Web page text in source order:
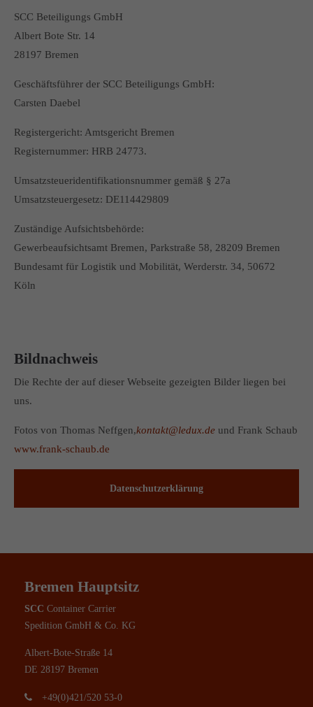
SCC Beteiligungs GmbH
Albert Bote Str. 14
28197 Bremen
Geschäftsführer der SCC Beteiligungs GmbH:
Carsten Daebel
Registergericht: Amtsgericht Bremen
Registernummer: HRB 24773.
Umsatzsteueridentifikationsnummer gemäß § 27a
Umsatzsteuergesetz: DE114429809
Zuständige Aufsichtsbehörde:
Gewerbeaufsichtsamt Bremen, Parkstraße 58, 28209 Bremen
Bundesamt für Logistik und Mobilität, Werderstr. 34, 50672
Köln
Bildnachweis
Die Rechte der auf dieser Webseite gezeigten Bilder liegen bei
uns.
Fotos von Thomas Neffgen,kontakt@ledux.de und Frank Schaub
www.frank-schaub.de
Datenschutzerklärung
Bremen Hauptsitz
SCC Container Carrier
Spedition GmbH & Co. KG
Albert-Bote-Straße 14
DE 28197 Bremen
+49(0)421/520 53-0